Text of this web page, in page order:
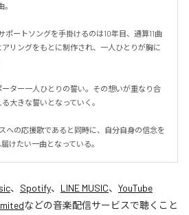
。
ポートソングを手掛けるのは10年目、通算11曲
リングをもとに制作され、一人ひとりが胸に
ター一人ひとりの誓い。その想いが重なり合
大きな誓いとなっていく。
への応援歌であると同時に、自分自身の信念を
けたい一曲となっている。
、 Spotify、 LINE MUSIC、 YouTube
などの音楽配信サービスで聴くこと